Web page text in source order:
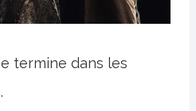
termine dans les